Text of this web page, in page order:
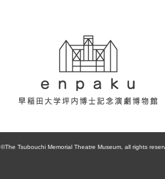
大学坪内博士記
念演劇博物館
©The Tsubouchi Memorial Theatre Museum, all rights